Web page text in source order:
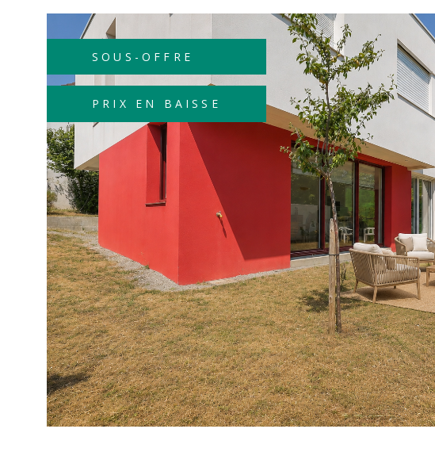
buanderie De nombreux espaces de rangement À l’étage : 1
chambre parentale avec salle de douche privative 3 chambres &
leurs rangements Une salle de bain Un WC indépendant Les
extérieurs : Terrasse d'environ 20 m² qui offre un jardin
agréable, facile d’entretien et propice aux moments en famille
comme aux instants de détente. Ce que vous allez adorer : Un
emplacement recherché, calme et central Une pièce de vie
traversante de 46,5 m² environ Une chambre parentale avec salle
de douche privative 4 chambres au total (possibilité d'en créer
une cinquième de plain-pied), idéales pour la famille Garage,
arrière-cuisine et rangements Parcelle close de 311 m² Maison
entretenue, saine et immédiatement habitable Vous recherchez :
Une résidence principale familiale et lumineuse ? Un bien
fonctionnel, sans travaux majeurs, proche de tout ? Cette maison
est faite pour vous. Cette maison vous interpelle ? n'hésitez pas
à nous contactez-nous pour organiser votre visite : Agence
Direct Home 44 Tel : 02 51 02 15 35 contact@directhome44.com
Les informations sur les risques auxquels ce bien est exposé
sont disponibles sur le site Géorisques
SOUS-OFFRE
PRIX EN BAISSE
VOIR LE BIEN